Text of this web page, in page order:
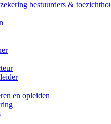
bestuurders &
en opleiden